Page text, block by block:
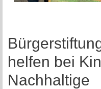
helfen bei
Nachhaltige